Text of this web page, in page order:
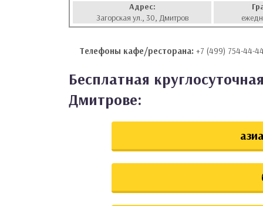
Адрес:
Загорская ул., 30, Дмитров
Телефоны кафе/ресторана: +7 (499) 754-44-
Бесплатная
Дмитрове: